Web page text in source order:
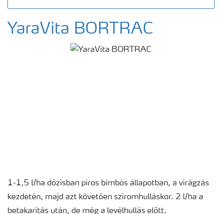
YaraVita BORTRAC
1-1,5 l/ha dózisban piros bimbós állapotban, a virágzás
kezdetén, majd azt követően sziromhulláskor. 2 l/ha a
betakarítás után, de még a levélhullás előtt.